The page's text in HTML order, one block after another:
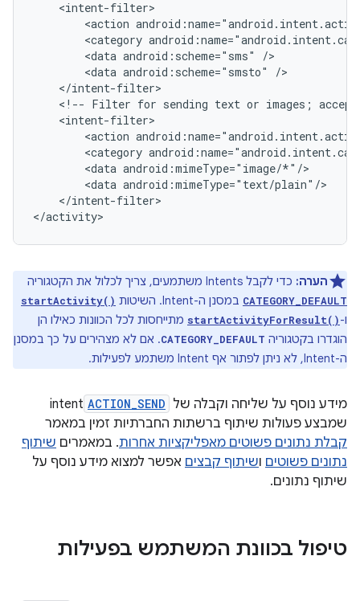
<action
<category
<data android:scheme="sms"
<data android:scheme="smsto"
<!-- Filter for sending text or images;
<action
<category
<data
<data
</intent-filter>
</activity>
הערה: כדי לקבל Intents משתמעים, צריך לכלול את הקטגוריה
CATEGORY_DEFAULT במסנן ה-Intent. השיטות startActivity()
ו-startActivityForResult() מתייחסות לכל הכוונות כאילו הן
הוגדרו בקטגוריה CATEGORY_DEFAULT. אם לא מצהירים על כך במסנן
ה-Intent, לא ניתן לפתור אף Intent משתמע לפעילות.
מידע נוסף על שליחה וקבלה של ACTION_SEND
intent
שמבצע פעולות שיתוף ברשתות החברתיות זמין במאמר
קבלת נתונים פשוטים מאפליקציות אחרות. במאמרים שיתוף
נתונים פשוטים ושיתוף קבצים אפשר למצוא מידע נוסף על
שיתוף נתונים.
טיפול בכוונת המשתמש בפעילות